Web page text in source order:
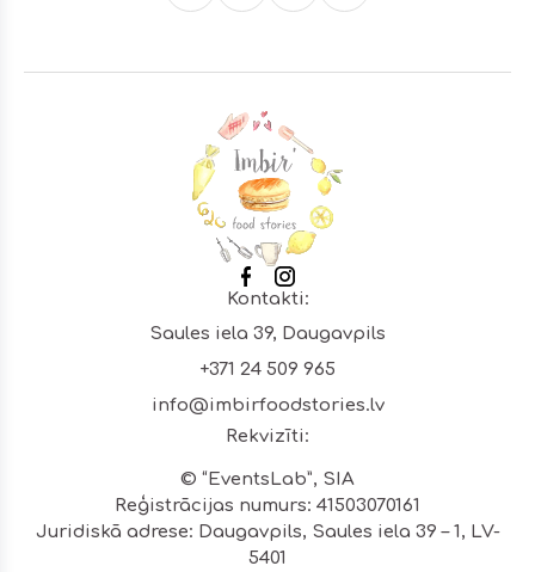
Kontakti:
Saules iela 39, Daugavpils
+371 24 509 965
info@imbirfoodstories.lv
Rekvizīti:
© “EventsLab”, SIA
Reģistrācijas numurs: 41503070161
Juridiskā adrese: Daugavpils, Saules iela 39 – 1, LV-
5401